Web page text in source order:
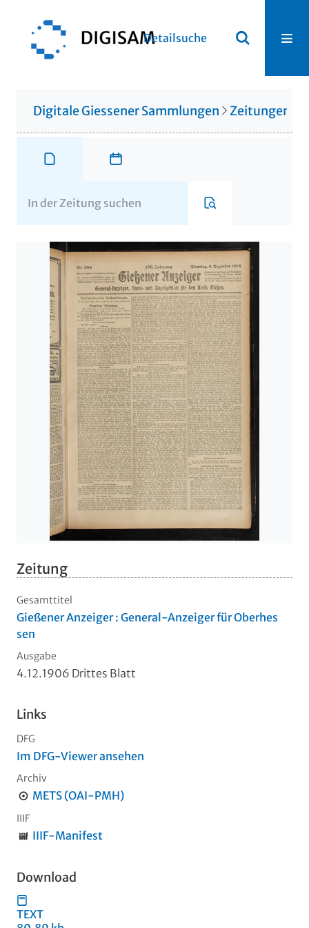
Detailsuche
Digitale Giessener Sammlungen Zeitungen
Zeitung
Gesamttitel
Gießener Anzeiger : General-Anzeiger für Oberhes
sen
Ausgabe
4.12.1906 Drittes Blatt
Links
DFG
Im DFG-Viewer ansehen
Archiv
METS (OAI-PMH)
IIIF
IIIF-Manifest
Download
TEXT